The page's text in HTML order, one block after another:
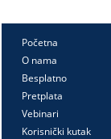
Početna
O nama
Besplatno
Pretplata
Vebinari
Korisnički kutak